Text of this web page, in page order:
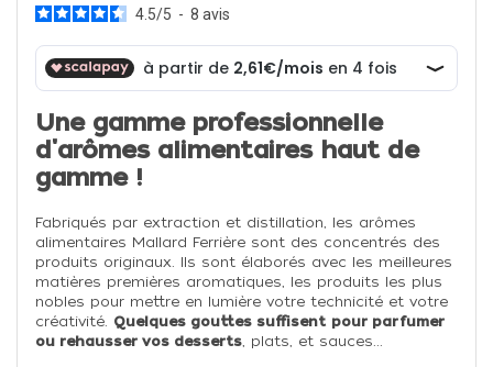
4.5/5 - 8 avis
Une gamme professionnelle
d'arômes alimentaires haut de
gamme !
Fabriqués par extraction et distillation, les arômes
alimentaires Mallard Ferrière sont des concentrés des
produits originaux. Ils sont élaborés avec les meilleures
matières premières aromatiques, les produits les plus
nobles pour mettre en lumière votre technicité et votre
créativité. Quelques gouttes suffisent pour parfumer
ou rehausser vos desserts, plats, et sauces...